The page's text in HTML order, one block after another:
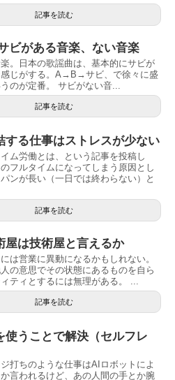
記事を読む
ビがある音楽、ない音楽
。日本の歌謡曲は、基本的にサビが
じがする。A→B→サビ、で徐々に盛
のが定番。 サビがない音...
記事を読む
する仕事はストレスが少ない
ム労働とは、という記事を投稿し
フルタイムになってしまう原因とし
ンが長い（一日では終わらない）と
記事を読む
屋は技術屋と言えるか
は営業に異動になるかもしれない。
の意思でその状態にあるものを自ら
ティとするには無理がある。 ...
記事を読む
使うことで解決（セルフレ
打ちのような仕事はAIロボットによ
言われるけど、あの人間の手とか腕